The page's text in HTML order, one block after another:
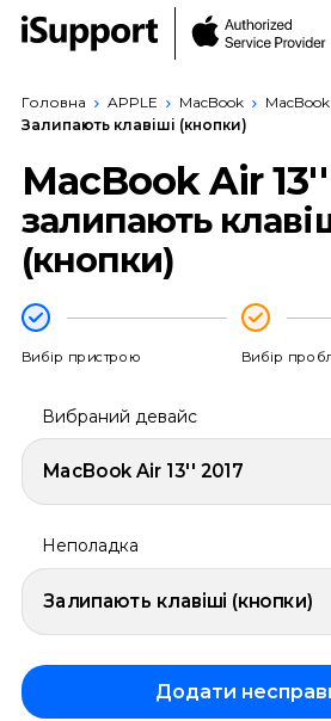
Головна APPLE MacBook
Залипають клавіші (кнопки)
MacBook Air 13''
залипають
(кнопки)
Вибір пристрою Вибір
Вибраний девайс
MacBook Air 13'' 2017
Неполадка
Залипають клавіші (кнопки)
Додати